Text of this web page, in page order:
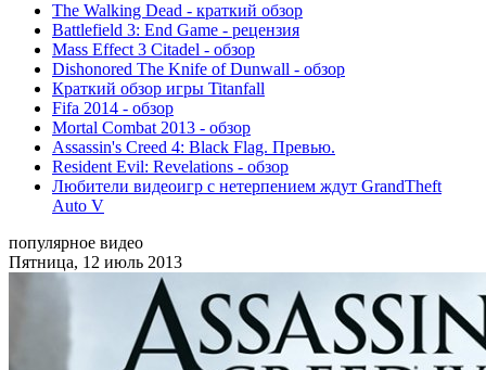
The Walking Dead - краткий обзор
Battlefield 3: End Game - рецензия
Mass Effect 3 Citadel - обзор
Dishonored The Knife of Dunwall - обзор
Краткий обзор игры Titаnfall
Fifa 2014 - обзор
Mortal Combat 2013 - обзор
Assassin's Creed 4: Black Flag. Превью.
Resident Evil: Revelations - обзор
Любители видеоигр с нетерпением ждут GrandTheft
Auto V
популярное видео
Пятница, 12 июль 2013